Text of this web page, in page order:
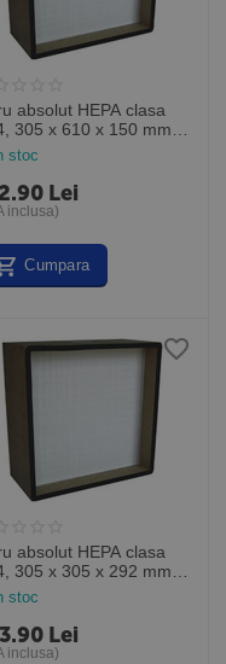
absolut HEPA clasa
305 x 610 x 150 mm,
General
Italia
stoc
Lei
inclusa)
Cumpara
absolut HEPA clasa
305 x 305 x 292 mm,
General
Italia
stoc
Lei
inclusa)